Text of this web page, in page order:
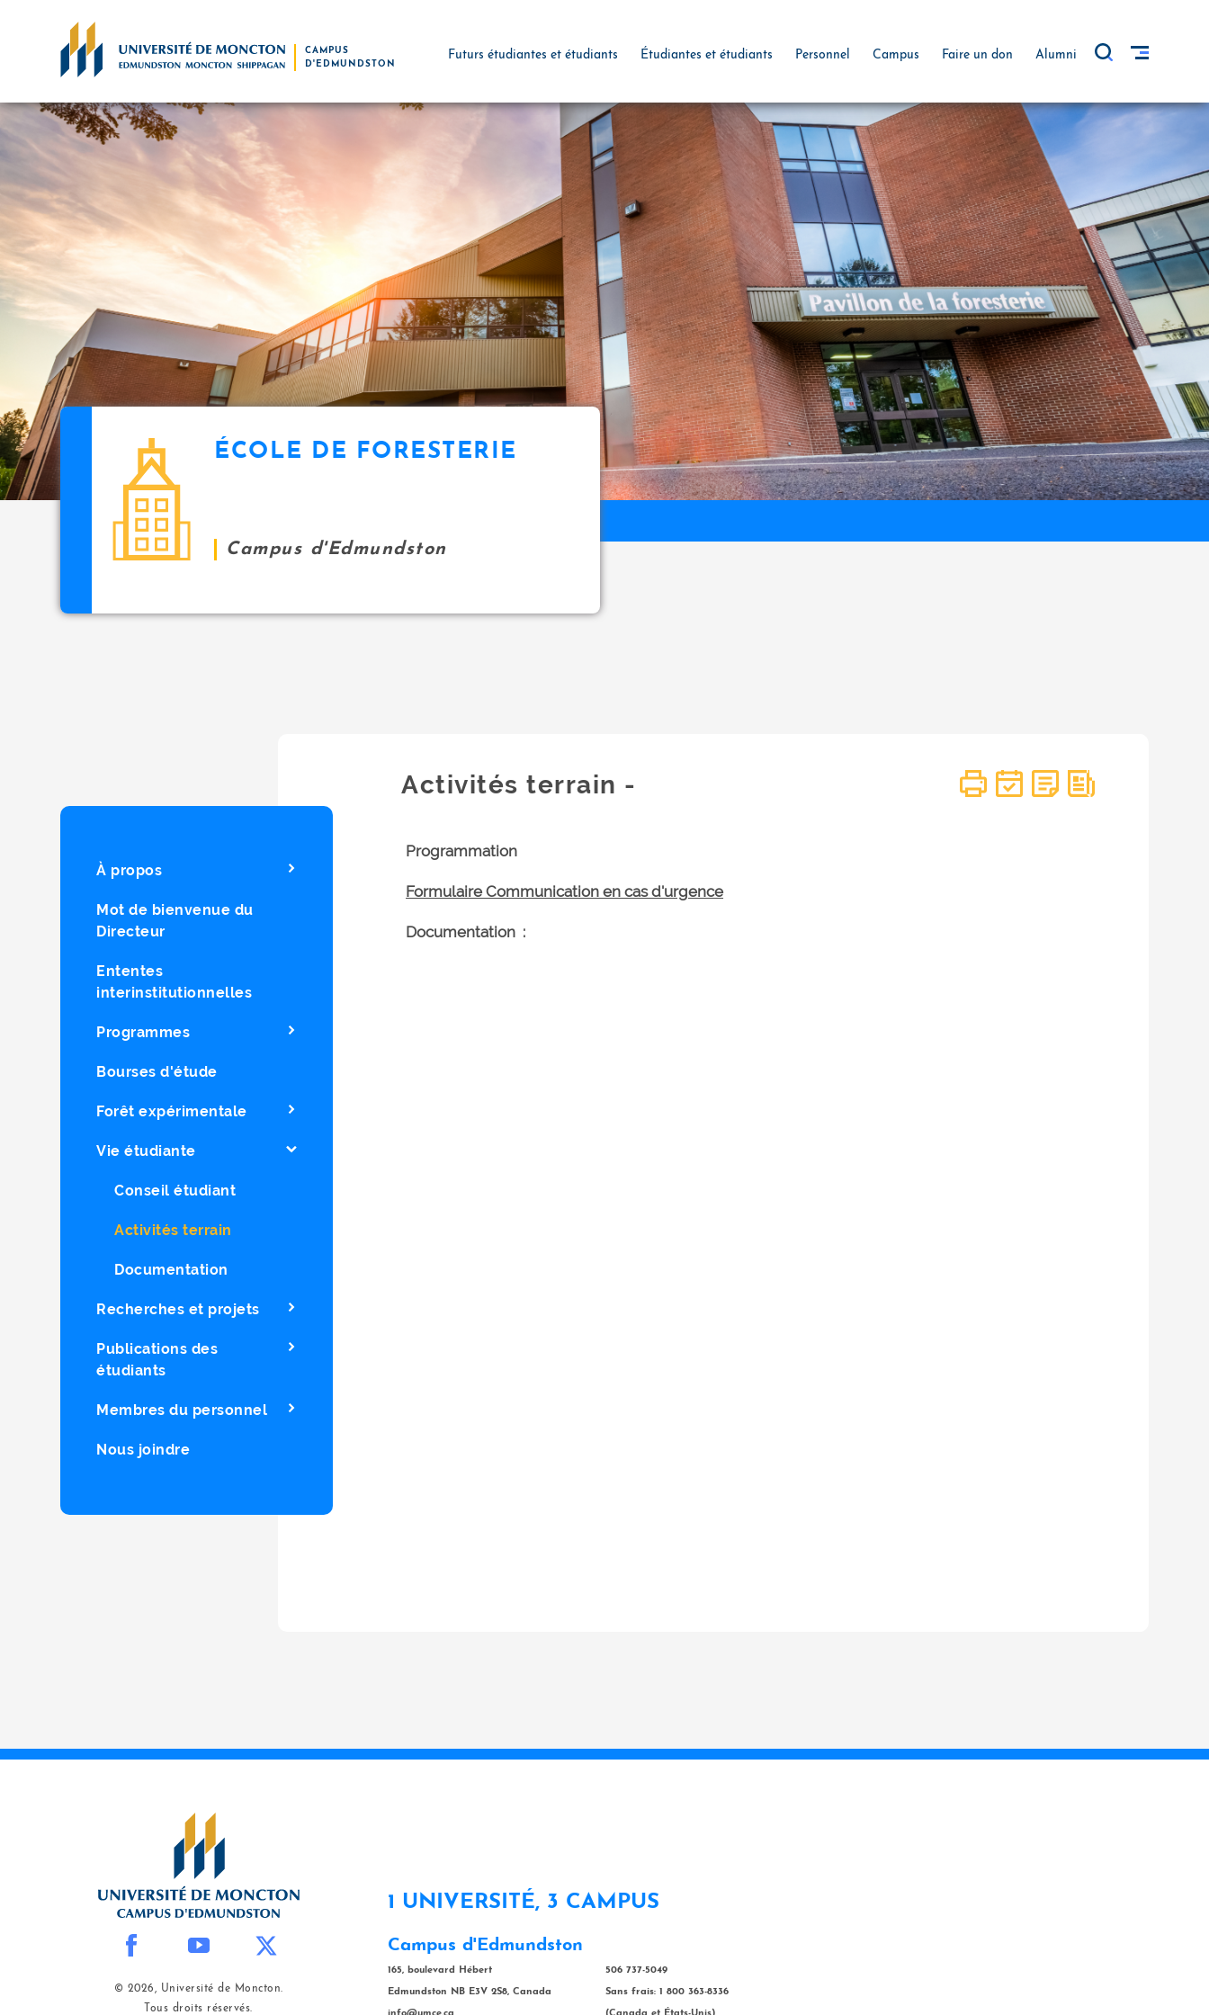
CAMPUS
D'EDMUNDSTON
Futurs étudiantes et étudiants Étudiantes et étudiants Personnel Campus Faire un don Alumni
ÉCOLE DE FORESTERIE
Campus d'Edmundston
À propos
Mot de bienvenue du
Directeur
Ententes
interinstitutionnelles
Programmes
Bourses d'étude
Forêt expérimentale
Vie étudiante
Conseil étudiant
Activités terrain
Documentation
Recherches et projets
Publications des
étudiants
Membres du personnel
Nous joindre
Activités terrain -
Programmation
Formulaire Communication en cas d'urgence
Documentation :
© 2026, Université de Moncton.
Tous droits réservés.
1 UNIVERSITÉ, 3 CAMPUS
Campus d'Edmundston
165, boulevard Hébert
Edmundston NB E3V 2S8, Canada
506 737-5049
Sans frais: 1 800 363-8336